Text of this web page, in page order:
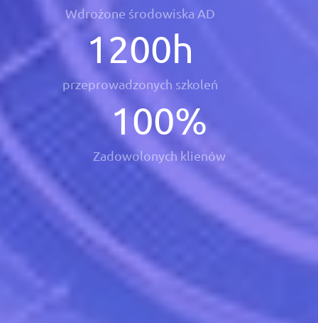
Wdrożone środowiska AD
1200h
przeprowadzonych szkoleń
100%
Zadowolonych klienów